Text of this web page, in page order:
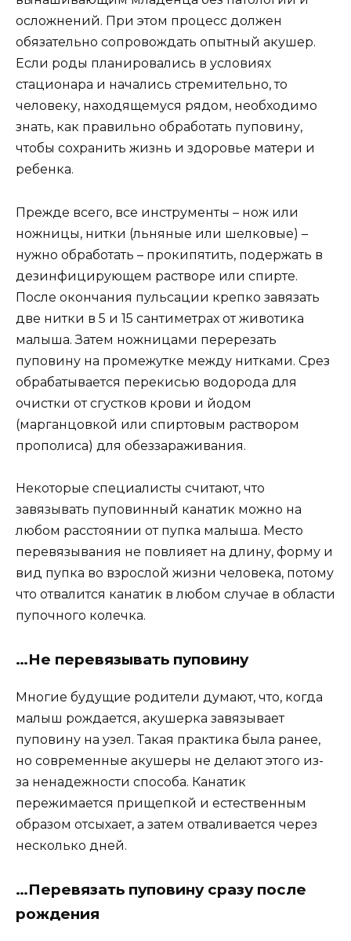
осложнений. При этом процесс должен
обязательно сопровождать опытный акушер.
Если роды планировались в условиях
стационара и начались стремительно, то
человеку, находящемуся рядом, необходимо
знать, как правильно обработать пуповину,
чтобы сохранить жизнь и здоровье матери и
ребенка.
Прежде всего, все инструменты – нож или
ножницы, нитки (льняные или шелковые) –
нужно обработать – прокипятить, подержать в
дезинфицирующем растворе или спирте.
После окончания пульсации крепко завязать
две нитки в 5 и 15 сантиметрах от животика
малыша. Затем ножницами перерезать
пуповину на промежутке между нитками. Срез
обрабатывается перекисью водорода для
очистки от сгустков крови и йодом
(марганцовкой или спиртовым раствором
прополиса) для обеззараживания.
Некоторые специалисты считают, что
завязывать пуповинный канатик можно на
любом расстоянии от пупка малыша. Место
перевязывания не повлияет на длину, форму и
вид пупка во взрослой жизни человека, потому
что отвалится канатик в любом случае в области
пупочного колечка.
…Не перевязывать пуповину
Многие будущие родители думают, что, когда
малыш рождается, акушерка завязывает
пуповину на узел. Такая практика была ранее,
но современные акушеры не делают этого из-
за ненадежности способа. Канатик
пережимается прищепкой и естественным
образом отсыхает, а затем отваливается через
несколько дней.
…Перевязать пуповину сразу после
рождения